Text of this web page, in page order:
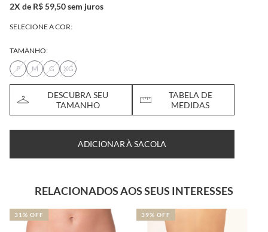
2X de R$ 59,50 sem juros
SELECIONE A COR:
TAMANHO:
P
M G XG
DESCUBRA SEU
TAMANHO
TABELA DE
MEDIDAS
ADICIONAR À SACOLA
RELACIONADOS AOS SEUS INTERESSES
31% OFF 39% OFF